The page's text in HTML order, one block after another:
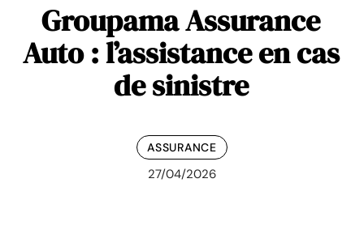
Groupama Assurance
Auto : l’assistance en cas
de sinistre
ASSURANCE
27/04/2026